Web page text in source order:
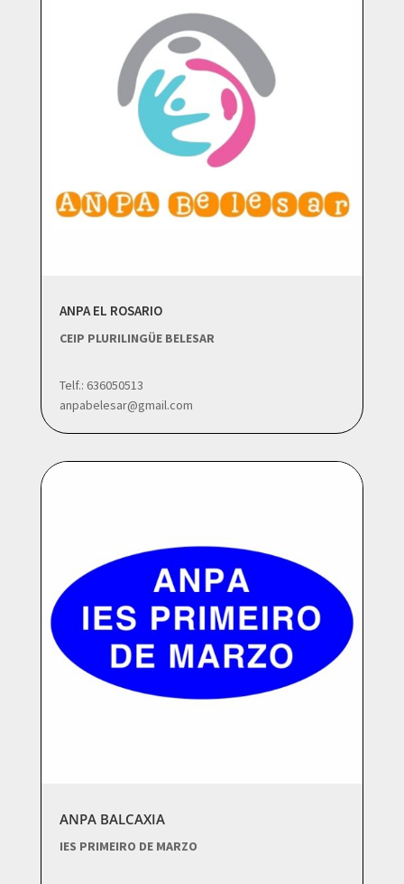
ANPA EL ROSARIO
CEIP PLURILINGÜE BELESAR
Telf.: 636050513
anpabelesar@gmail.com
ANPA BALCAXIA
IES PRIMEIRO DE MARZO